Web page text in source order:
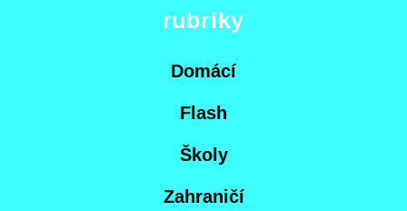
rubriky
Domácí
Flash
Školy
Zahraničí